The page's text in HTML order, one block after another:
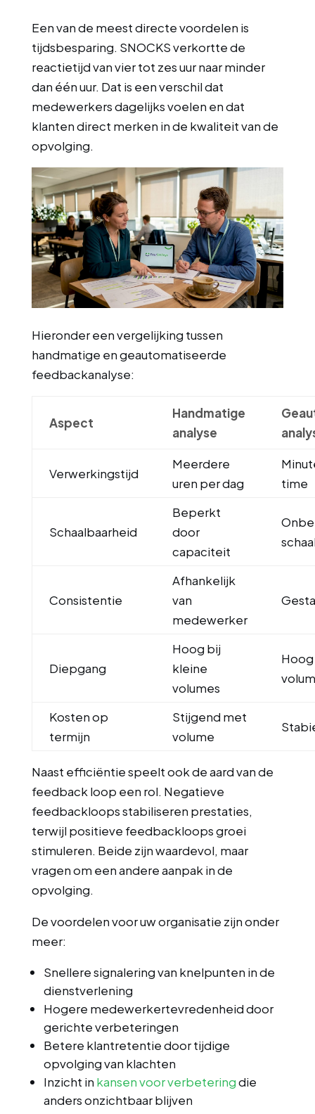
Een van de meest directe voordelen is
tijdsbesparing. SNOCKS verkortte de
reactietijd van vier tot zes uur naar minder
dan één uur. Dat is een verschil dat
medewerkers dagelijks voelen en dat
klanten direct merken in de kwaliteit van de
opvolging.
Hieronder een vergelijking tussen
handmatige en geautomatiseerde
feedbackanalyse:
Aspect
Handmatige
analyse
Verwerkingstijd
Meerdere
uren per dag
time
Schaalbaarheid
Beperkt
door
capaciteit
Consistentie
Afhankelijk
van
medewerker
Diepgang
Hoog bij
kleine
volumes
Kosten op
termijn
Stijgend met
volume
Naast efficiëntie speelt ook de aard van de
feedback loop een rol. Negatieve
feedbackloops stabiliseren prestaties,
terwijl positieve feedbackloops groei
stimuleren. Beide zijn waardevol, maar
vragen om een andere aanpak in de
opvolging.
De voordelen voor uw organisatie zijn onder
meer:
Snellere signalering van knelpunten in de
dienstverlening
Hogere medewerkertevredenheid door
gerichte verbeteringen
Betere klantretentie door tijdige
opvolging van klachten
Inzicht in kansen voor verbeteringdie
anders onzichtbaar blijven